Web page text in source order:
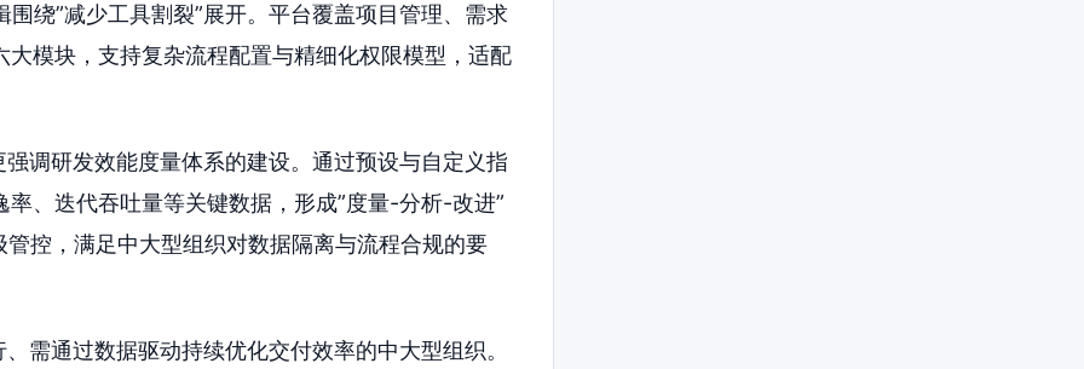
绕”减少工具割裂”展开。平台覆盖项目管理、需求
模块，支持复杂流程配置与精细化权限模型，适配
调研发效能度量体系的建设。通过预设与自定义指
、迭代吞吐量等关键数据，形成”度量-分析-改进”
控，满足中大型组织对数据隔离与流程合规的要
需通过数据驱动持续优化交付效率的中大型组织。